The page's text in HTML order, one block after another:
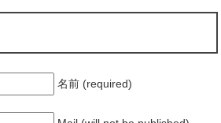
名前 (required)